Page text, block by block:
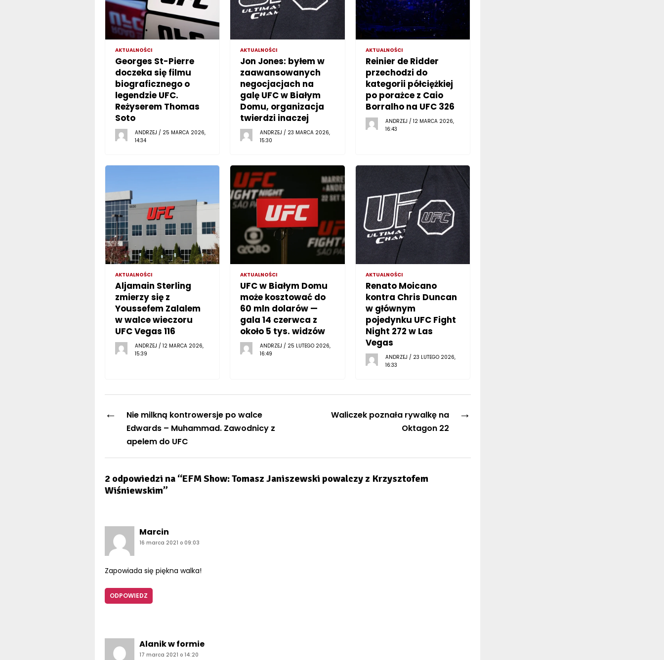
AKTUALNOŚCI
Georges St-Pierre
doczeka się filmu
biograficznego o
legendzie UFC.
Reżyserem Thomas
Soto
ANDRZEJ / 25 MARCA 2026,
14:34
AKTUALNOŚCI
Jon Jones: byłem w
zaawansowanych
negocjacjach na
galę UFC w Białym
Domu, organizacja
twierdzi inaczej
ANDRZEJ / 23 MARCA 2026,
15:30
AKTUALNOŚCI
Reinier de Ridder
przechodzi do
kategorii półciężkiej
po porażce z Caio
Borralho na UFC 326
ANDRZEJ / 12 MARCA 2026,
16:43
AKTUALNOŚCI
Aljamain Sterling
zmierzy się z
Youssefem Zalalem
w walce wieczoru
UFC Vegas 116
ANDRZEJ / 12 MARCA 2026,
15:39
AKTUALNOŚCI
UFC w Białym Domu
może kosztować do
60 mln dolarów —
gala 14 czerwca z
około 5 tys. widzów
ANDRZEJ / 25 LUTEGO 2026,
16:49
AKTUALNOŚCI
Renato Moicano
kontra Chris Duncan
w głównym
pojedynku UFC Fight
Night 272 w Las
Vegas
ANDRZEJ / 23 LUTEGO 2026,
16:33
←
Nie milkną kontrowersje po walce
Edwards – Muhammad. Zawodnicy z
apelem do UFC
→
Waliczek poznała rywalkę na
Oktagon 22
2 odpowiedzi na “EFM Show: Tomasz Janiszewski powalczy z Krzysztofem
Wiśniewskim”
Marcinkomentarz:
16 marca 2021 o 09:03
Zapowiada się piękna walka!
ODPOWIEDZ
Alanik w formiekomentarz:
17 marca 2021 o 14:20